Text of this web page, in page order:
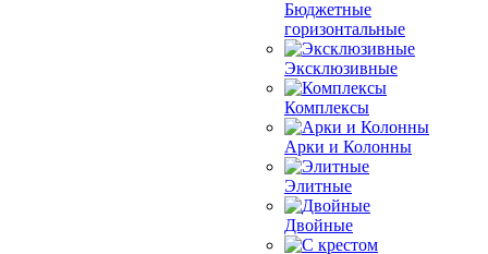
Бюджетные
горизонтальные
Эксклюзивные
Комплексы
Арки и Колонны
Элитные
Двойные